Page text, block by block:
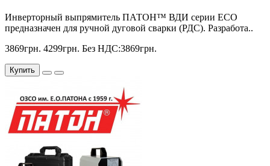
Инверторный выпрямитель ПАТОН™ ВДИ серии ЕСО
предназначен для ручной дуговой сварки (РДС). Разработа..
3869грн. 4299грн. Без НДС:3869грн.
Купить